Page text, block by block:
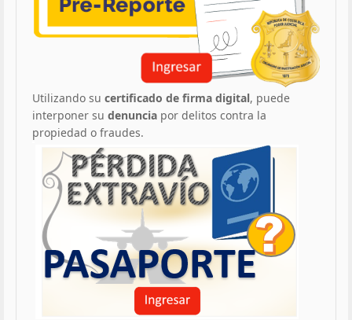
Utilizando su certificado de firma digital, puede
interponer su denuncia por delitos contra la
propiedad o fraudes.